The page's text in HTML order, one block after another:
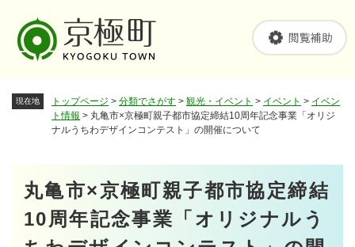
現在地 トップページ > 分類でさがす > 観光・イベント > イベント > イベン
ト情報 > 丸亀市×京極町親子都市協定締結10周年記念事業「オリジ
ナルうちわデザインコンテスト」の開催について
文丸亀市×京極町親子都市協定締結
10周年記念事業「オリジナルう